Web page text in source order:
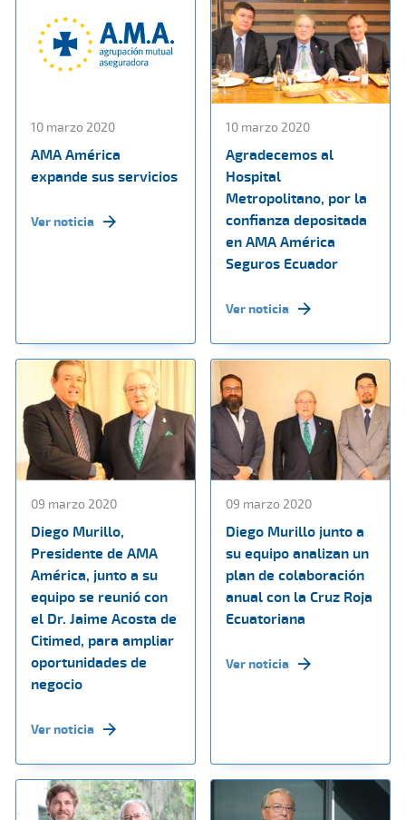
10 marzo 2020
AMA América
expande sus servicios
Ver noticia
10 marzo 2020
Agradecemos al
Hospital
Metropolitano, por la
confianza depositada
en AMA América
Seguros Ecuador
Ver noticia
09 marzo 2020
Diego Murillo,
Presidente de AMA
América, junto a su
equipo se reunió con
el Dr. Jaime Acosta de
Citimed, para ampliar
oportunidades de
negocio
Ver noticia
09 marzo 2020
Diego Murillo junto a
su equipo analizan un
plan de colaboración
anual con la Cruz Roja
Ecuatoriana
Ver noticia